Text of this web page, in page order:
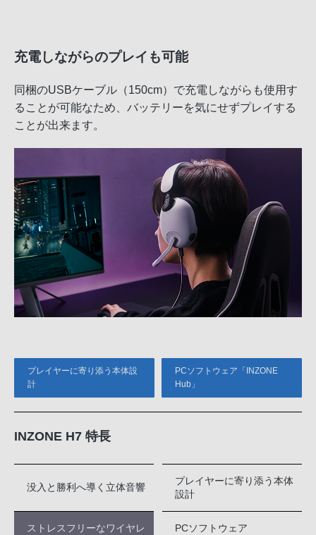
充電しながらのプレイも可能
同梱のUSBケーブル（150cm）で充電しながらも使用す
ることが可能なため、バッテリーを気にせずプレイする
ことが出来ます。
プレイヤーに寄り添う本体設
計
PCソフトウェア「INZONE
Hub」
INZONE H7 特長
没入と勝利へ導く立体音響
プレイヤーに寄り添う本体
設計
ストレスフリーなワイヤレ
PCソフトウェア